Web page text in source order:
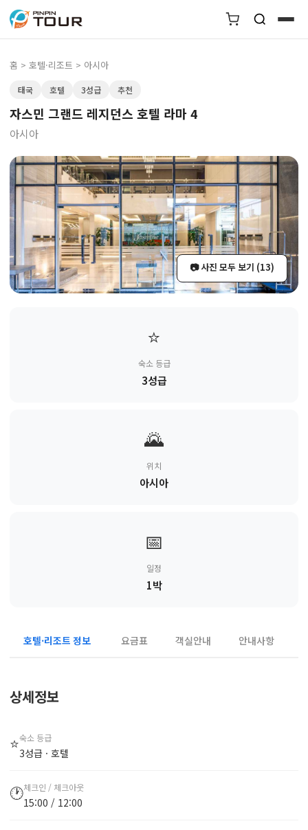
홈 > 호텔·리조트 > 아시아
태국 호텔 3성급 추천
자스민 그랜드 레지던스 호텔 라마 4
아시아
📷 사진 모두 보기 (13)
⭐
숙소 등급
3성급
🌄
위치
아시아
📅
일정
1박
호텔·리조트 정보 요금표 객실안내 안내사항
상세정보
⭐숙소 등급
3성급 · 호텔
🕐체크인 / 체크아웃
15:00 / 12:00